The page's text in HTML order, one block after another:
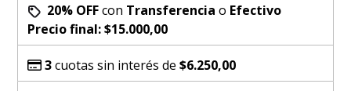
20% OFFcon Transferencia o Efectivo
Precio final:$15.000,00
3cuotas sin interés de$6.250,00